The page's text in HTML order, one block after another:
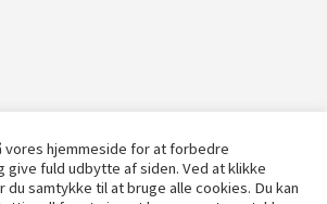
Designet med Storefront &
vores hjemmeside for at forbedre
give fuld udbytte af siden. Ved at klikke
du samtykke til at bruge alle cookies. Du kan